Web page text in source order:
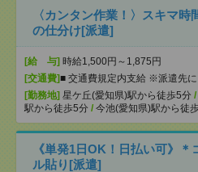
〈カンタン作業！〉スキマ
の仕分け[派遣]
[給 与] 時給1,500円～1,875円
[交通費]■ 交通費規定内支給 ※派遣先に
[勤務地] 星ケ丘(愛知県)駅から徒歩5分 /
駅から徒歩5分 / 今池(愛知県)駅から徒
《単発1日OK！日払い可》
ル貼り[派遣]